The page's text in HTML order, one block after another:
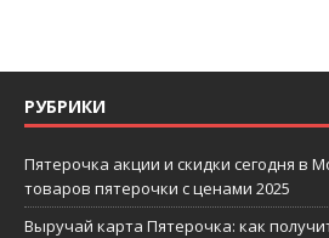
РУБРИКИ
Пятерочка акции и скидки сегодня в
товаров пятерочки с ценами 2025
Выручай карта Пятерочка: как